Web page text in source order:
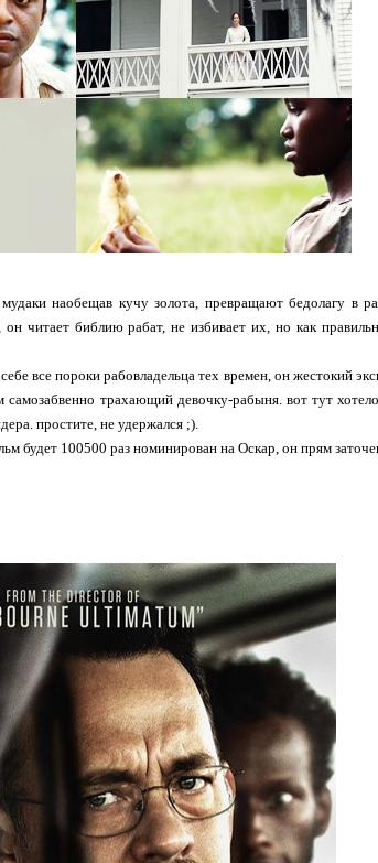
наобещав кучу золота, превращают бедолагу в
читает библию рабат, не избивает их, но как
все пороки рабовладельца тех времен, он жестокий
трахающий девочку-рабыня. вот тут
простите, не удержался ;).
будет 100500 раз номинирован на Оскар, он прям